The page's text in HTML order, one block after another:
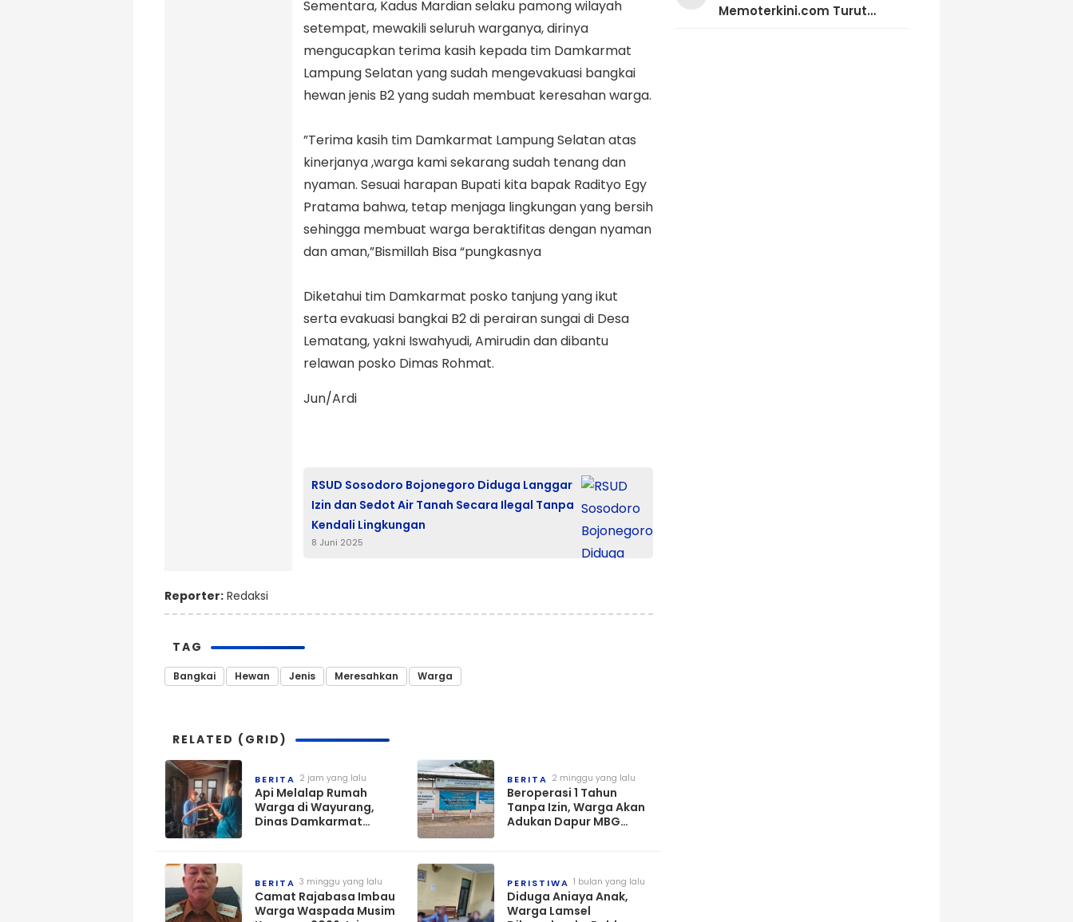
‎Sementara, Kadus Mardian selaku pamong wilayah
setempat, mewakili seluruh warganya, dirinya
mengucapkan terima kasih kepada tim Damkarmat
Lampung Selatan yang sudah mengevakuasi bangkai
hewan jenis B2 yang sudah membuat keresahan warga.
‎”Terima kasih tim Damkarmat Lampung Selatan atas
kinerjanya ,warga kami sekarang sudah tenang dan
nyaman. Sesuai harapan Bupati kita bapak Radityo Egy
Pratama bahwa, tetap menjaga lingkungan yang bersih
sehingga membuat warga beraktifitas dengan nyaman
dan aman,”Bismillah Bisa “pungkasnya
‎Diketahui tim Damkarmat posko tanjung yang ikut
serta evakuasi bangkai B2 di perairan sungai di Desa
Lematang, yakni Iswahyudi, Amirudin dan dibantu
relawan posko Dimas Rohmat.
Jun/Ardi
RSUD Sosodoro Bojonegoro Diduga Langgar
Izin dan Sedot Air Tanah Secara Ilegal Tanpa
Kendali Lingkungan
8 Juni 2025
Reporter: Redaksi
TAG
Bangkai Hewan Jenis Meresahkan Warga
RELATED (GRID)
BERITA 2 jam yang lalu
Api Melalap Rumah
Warga di Wayurang,
Dinas Damkarmat
BERITA 2 minggu yang lalu
Beroperasi 1 Tahun
Tanpa Izin, Warga Akan
Adukan Dapur MBG
BERITA 3 minggu yang lalu
Camat Rajabasa Imbau
Warga Waspada Musim
PERISTIWA 1 bulan yang lalu
Diduga Aniaya Anak,
Warga Lamsel
Memoterkini.com Turut